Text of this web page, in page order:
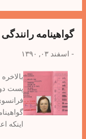
خرید
سنت
ام اس
جدید
طی
گواهینامه
- اسفند ۰۳, ۱۳۹۰
پست دو